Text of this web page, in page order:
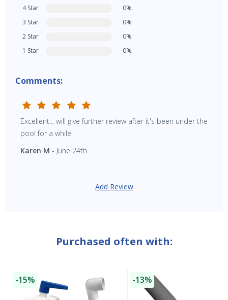
4 Star
0%
3 Star
0%
2 Star
0%
1 Star
0%
Comments:
Excellent... will give further review after it's been under the
pool for a while
Karen M - June 24th
Add Review
Purchased often with:
-15% -13%
SAVE $10 OFF
YOUR FIRST ORDER OF $149 OR MORE!
CLOSE